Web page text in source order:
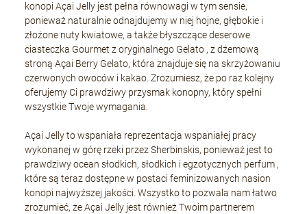
konopi Açai Jelly jest pełna równowagi w tym sensie,
ponieważ naturalnie odnajdujemy w niej hojne, głębokie i
złożone nuty kwiatowe, a także błyszczące deserowe
ciasteczka Gourmet z oryginalnego Gelato , z dżemową
stroną Açai Berry Gelato, która znajduje się na skrzyżowaniu
czerwonych owoców i kakao. Zrozumiesz, że po raz kolejny
oferujemy Ci prawdziwy przysmak konopny, który spełni
wszystkie Twoje wymagania.
Açai Jelly to wspaniała reprezentacja wspaniałej pracy
wykonanej w górę rzeki przez Sherbinskis, ponieważ jest to
prawdziwy ocean słodkich, słodkich i egzotycznych perfum ,
które są teraz dostępne w postaci feminizowanych nasion
konopi najwyższej jakości. Wszystko to pozwala nam łatwo
zrozumieć, że Açai Jelly jest również Twoim partnerem